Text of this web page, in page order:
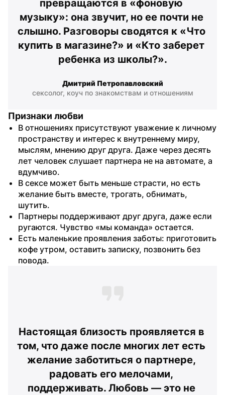
превращаются в «фоновую
музыку»: она звучит, но ее почти не
слышно. Разговоры сводятся к «Что
купить в магазине?» и «Кто заберет
ребенка из школы?».
Дмитрий Петропавловский
сексолог, коуч по знакомствам и отношениям
Признаки любви
В отношениях присутствуют уважение к личному
пространству и интерес к внутреннему миру,
мыслям, мнению друг друга. Даже через десять
лет человек слушает партнера не на автомате, а
вдумчиво.
В сексе может быть меньше страсти, но есть
желание быть вместе, трогать, обнимать,
шутить.
Партнеры поддерживают друг друга, даже если
ругаются. Чувство «мы команда» остается.
Есть маленькие проявления заботы: приготовить
кофе утром, оставить записку, позвонить без
повода.
Настоящая близость проявляется в
том, что даже после многих лет есть
желание заботиться о партнере,
радовать его мелочами,
поддерживать. Любовь — это не